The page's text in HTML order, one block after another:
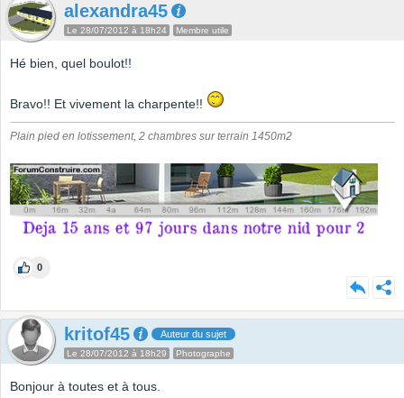
alexandra45
Le 28/07/2012 à 18h24 Membre utile
Hé bien, quel boulot!!
Bravo!! Et vivement la charpente!!
Plain pied en lotissement, 2 chambres sur terrain 1450m2
0
kritof45 Auteur du sujet
Le 28/07/2012 à 18h29 Photographe
Bonjour à toutes et à tous.